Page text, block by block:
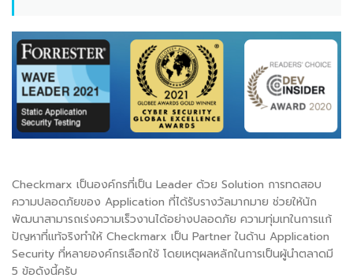
Checkmarx เป็นองค์กรที่เป็น Leader ด้วย Solution การทดสอบ
ความปลอดภัยของ Application ที่ได้รับรางวัลมากมาย ช่วยให้นัก
พัฒนาสามารถเร่งความเร็วงานได้อย่างปลอดภัย ความทุ่มเทในการแก้
ปัญหาที่แท้จริงทำให้ Checkmarx เป็น Partner ในด้าน Application
Security ที่หลายองค์กรเลือกใช้ โดยเหตุผลหลักในการเป็นผู้นำตลาดมี
5 ข้อดังนี้ครับ